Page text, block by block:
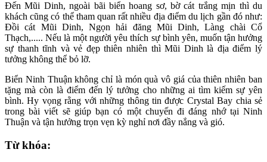
Đến Mũi Dinh, ngoài bãi biển hoang sơ, bờ cát trắng mịn thì du
khách cũng có thể tham quan rất nhiều địa điểm du lịch gần đó như:
Đồi cát Mũi Dinh, Ngọn hải đăng Mũi Dinh, Làng chài Cổ
Thạch,..... Nếu là một người yêu thích sự bình yên, muốn tận hưởng
sự thanh tĩnh và vẻ đẹp thiên nhiên thì Mũi Dinh là địa điểm lý
tưởng không thể bỏ lỡ.
Biển Ninh Thuận không chỉ là món quà vô giá của thiên nhiên ban
tặng mà còn là điểm đến lý tưởng cho những ai tìm kiếm sự yên
bình. Hy vọng rằng với những thông tin được Crystal Bay chia sẻ
trong bài viết sẽ giúp bạn có một chuyến đi đáng nhớ tại Ninh
Thuận và tận hưởng trọn vẹn kỳ nghỉ nơi đầy nắng và gió.
Từ khóa: